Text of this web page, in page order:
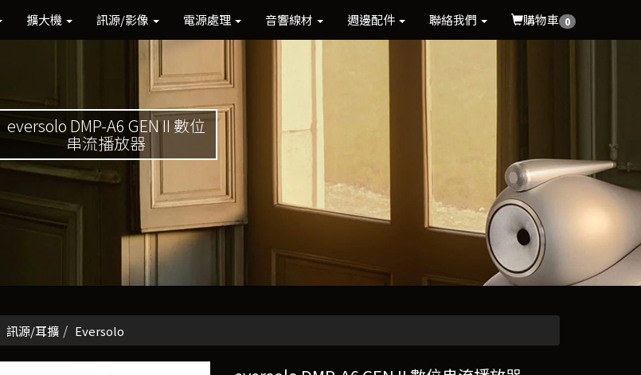
擴大機 訊源/影像 電源處理 音響線材 週邊配件 聯絡我們 購物車 0
eversolo DMP-A6 GEN II 數位
串流播放器
訊源/耳擴 Eversolo